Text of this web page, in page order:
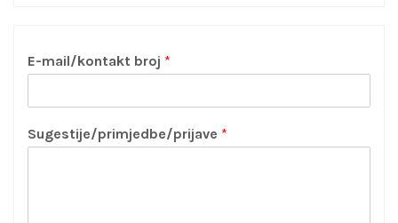
E-mail/kontakt broj *
Sugestije/primjedbe/prijave *